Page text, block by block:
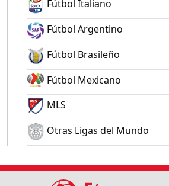
Fútbol Italiano
Fútbol Argentino
Fútbol Brasileño
Fútbol Mexicano
MLS
Otras Ligas del Mundo